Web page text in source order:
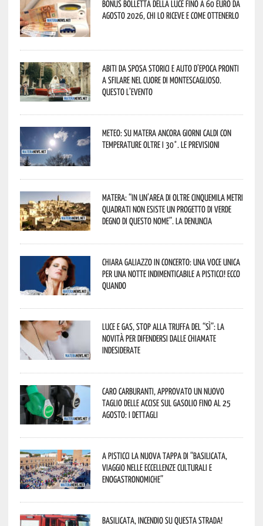
Bonus bolletta della luce fino a 60 euro da
agosto 2026, chi lo riceve e come ottenerlo
Abiti da sposa storici e auto d’epoca pronti
a sfilare nel cuore di Montescaglioso.
Questo l’evento
Meteo: su Matera ancora giorni caldi con
temperature oltre i 30°. Le previsioni
Matera: “In un’area di oltre cinquemila metri
quadrati non esiste un progetto di verde
degno di questo nome”. La denuncia
Chiara Galiazzo in concerto: una voce unica
per una notte indimenticabile a Pisticci! Ecco
quando
Luce e gas, stop alla truffa del “Sì”: la
novità per difendersi dalle chiamate
indesiderate
Caro carburanti, approvato un nuovo
taglio delle accise sul gasolio fino al 25
agosto: i dettagli
A Pisticci la nuova tappa di “Basilicata,
viaggio nelle eccellenze culturali e
enogastronomiche”
Basilicata, incendio su questa strada!